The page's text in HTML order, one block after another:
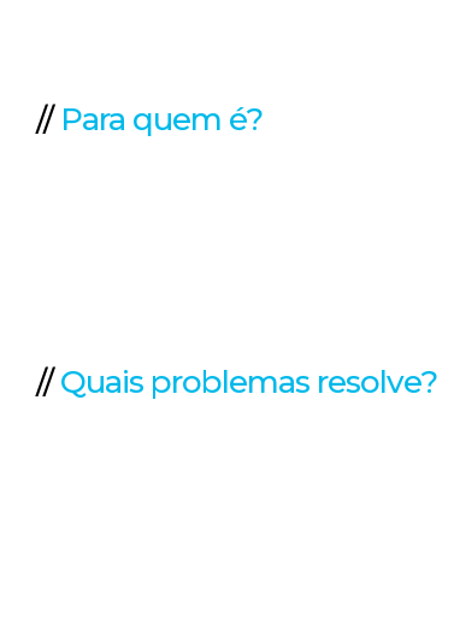
//Para quem é?
//Quais problemas resolve?